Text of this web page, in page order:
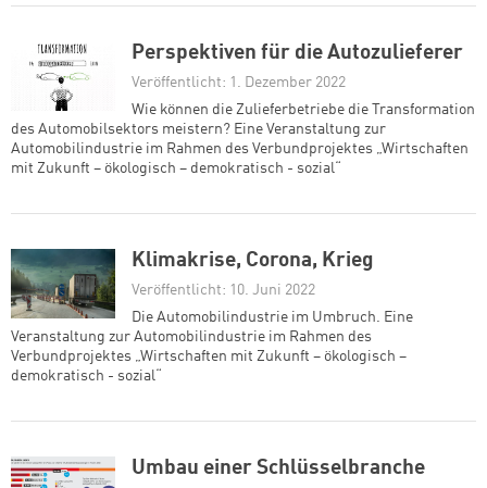
Perspektiven für die Autozulieferer
Veröffentlicht: 1. Dezember 2022
Wie können die Zulieferbetriebe die Transformation
des Automobilsektors meistern? Eine Veranstaltung zur
Automobilindustrie im Rahmen des Verbundprojektes „Wirtschaften
mit Zukunft – ökologisch – demokratisch - sozial“
Klimakrise, Corona, Krieg
Veröffentlicht: 10. Juni 2022
Die Automobilindustrie im Umbruch. Eine
Veranstaltung zur Automobilindustrie im Rahmen des
Verbundprojektes „Wirtschaften mit Zukunft – ökologisch –
demokratisch - sozial“
Umbau einer Schlüsselbranche